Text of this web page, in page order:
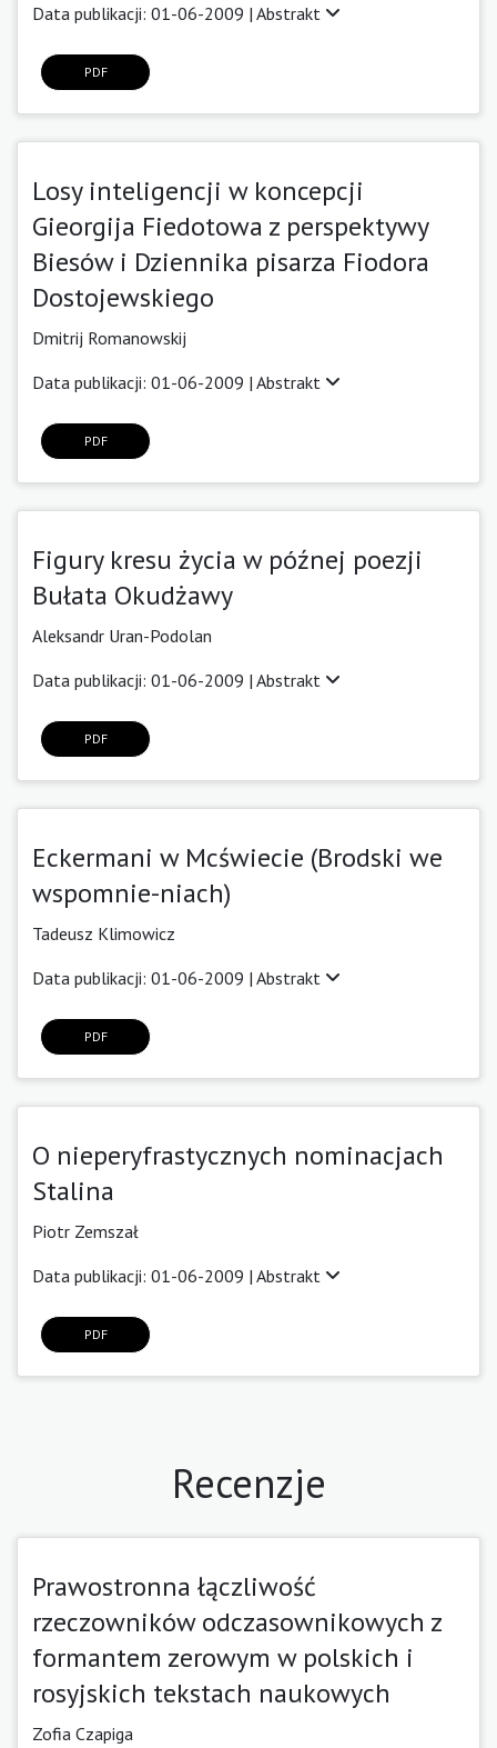
Data publikacji: 01-06-2009 | Abstrakt
PDF
Losy inteligencji w koncepcji
Gieorgija Fiedotowa z perspektywy
Biesów i Dziennika pisarza Fiodora
Dostojewskiego
Dmitrij Romanowskij
Data publikacji: 01-06-2009 | Abstrakt
PDF
Figury kresu życia w późnej poezji
Bułata Okudżawy
Aleksandr Uran-Podolan
Data publikacji: 01-06-2009 | Abstrakt
PDF
Eckermani w Mcświecie (Brodski we
wspomnie-niach)
Tadeusz Klimowicz
Data publikacji: 01-06-2009 | Abstrakt
PDF
O nieperyfrastycznych nominacjach
Stalina
Piotr Zemszał
Data publikacji: 01-06-2009 | Abstrakt
PDF
Recenzje
Prawostronna łączliwość
rzeczowników odczasownikowych z
formantem zerowym w polskich i
rosyjskich tekstach naukowych
Zofia Czapiga